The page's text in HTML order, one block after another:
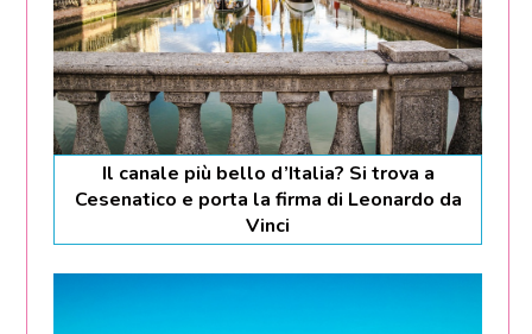
Il canale più bello d’Italia? Si trova a
Cesenatico e porta la firma di Leonardo da
Vinci